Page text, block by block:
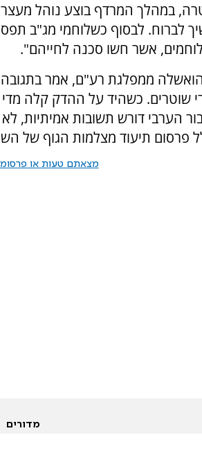
במהלך המרדף בוצע נוהל מעצר
לברוח. לבסוף כשלוחמי מג"ב
אשר חשו סכנה לחייהם".
ממפלגת רע"ם, אמר בתגובה
שוטרים. כשהיד על ההדק קלה
הערבי דורש תשובות אמיתיות, לא
פרסום תיעוד מצלמות הגוף של
מצאתם טעות או
מדורים